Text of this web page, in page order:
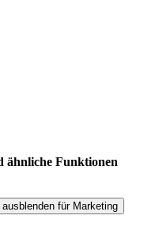
ähnliche Funktionen
ausblenden für Marketing